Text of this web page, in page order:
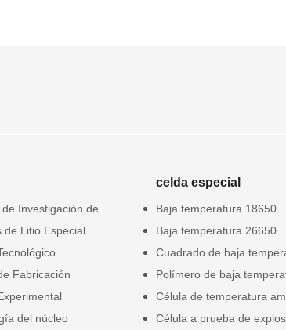
Investigación de
de Litio Especial
Fabricación
del núcleo
celda especial
Baja temperatura 18650
Baja temperatura 26650
Cuadrado de baja
Polímero de baja
Célula de temperatura
Célula a prueba de